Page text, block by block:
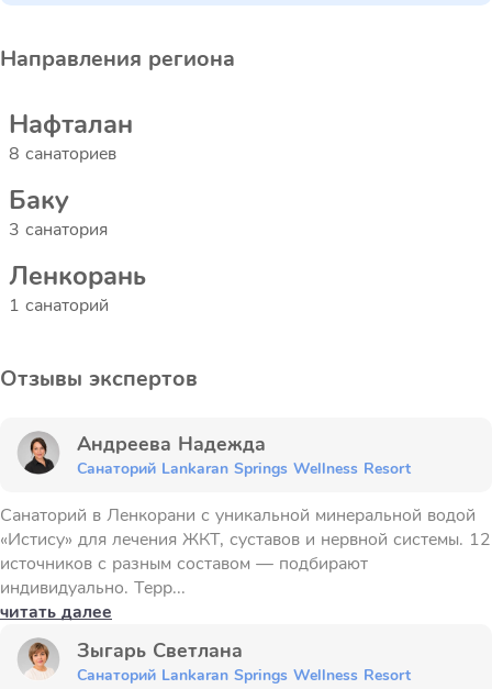
Направления региона
Нафталан
8 санаториев
Баку
3 санатория
Ленкорань
1 санаторий
Отзывы экспертов
Андреева Надежда
Санаторий Lankaran Springs Wellness Resort
Санаторий в Ленкорани с уникальной минеральной водой
«Истису» для лечения ЖКТ, суставов и нервной системы. 12
источников с разным составом — подбирают
индивидуально. Терр...
читать далее
Зыгарь Светлана
Санаторий Lankaran Springs Wellness Resort